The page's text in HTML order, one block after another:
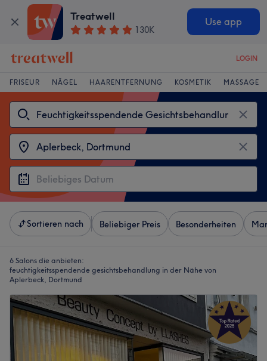
Treatwell
130K
Use app
LOGIN
FRISEUR NÄGEL HAARENTFERNUNG KOSMETIK MASSAGE
Sortieren nach Beliebiger Preis Besonderheiten
6 Salons die anbieten:
feuchtigkeitsspendende gesichtsbehandlung in der Nähe von
Aplerbeck, Dortmund